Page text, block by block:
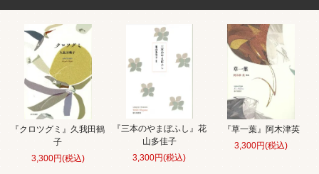
『クロツグミ』久我田鶴
子
3,300円(税込)
『三本のやまぼふし』花
山多佳子
3,300円(税込)
『草一葉』阿木津英
3,300円(税込)